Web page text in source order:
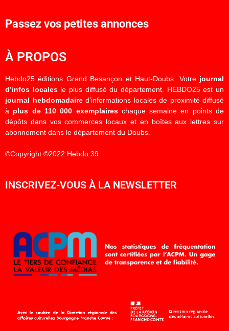
Passez vos petites annonces
À PROPOS
Hebdo25 éditions Grand Besançon et Haut-Doubs. Votre journal
d’infos localesle plus diffusé du département. HEBDO25 est un
journal hebdomadaired’informations locales de proximité diffusé
à plus de 110 000 exemplaireschaque semaine en points de
dépôts dans vos commerces locaux et en boîtes aux lettres sur
abonnement dans le département du Doubs.
©Copyright ©2022 Hebdo 39
INSCRIVEZ-VOUS À LA NEWSLETTER